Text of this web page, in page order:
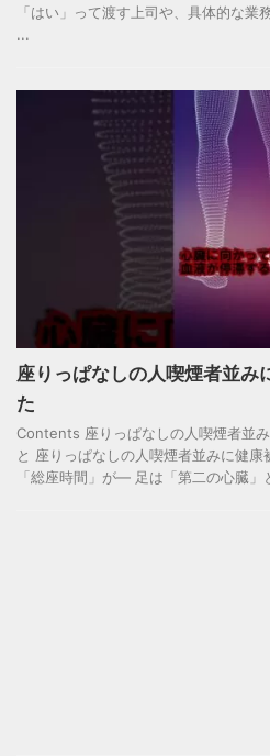
「はい」って渡す上司や、具体的な業
...
座りっぱなしの人喫煙者並み
た
Contents 座りっぱなしの人喫煙者並
と 座りっぱなしの人喫煙者並みに健
「総座時間」が― 足は「第二の心臓